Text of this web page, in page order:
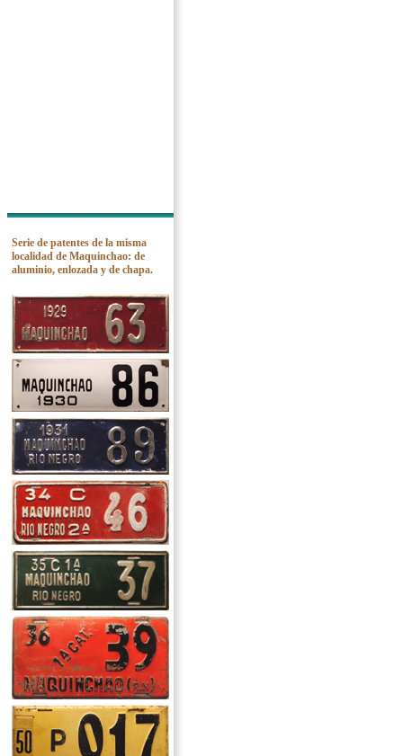
Serie de patentes de la misma
localidad de Maquinchao: de
aluminio, enlozada y de chapa.